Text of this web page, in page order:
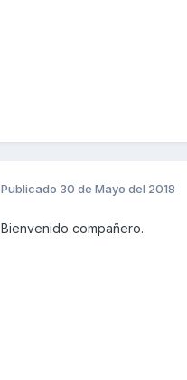
Publicado 30 de Mayo del 2018
Bienvenido compañero.